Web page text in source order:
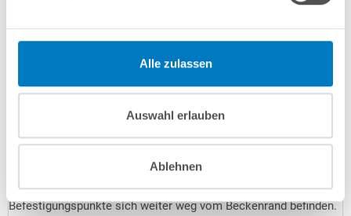
Alle zulassen
Auswahl erlauben
Ablehnen
Optionen/Aufpreise
Welche Leiter benötige ich?
Das hängt von einer etwaigen geplanten Abdeckung ab.
Auflagefläche, manche Winterabdeckungen gar 35 cm. In
diesem Fall stünde eine eng ausladende Leiter buchstäblich im
Weg und Sie benötigen eineweit ausladende Leiter, deren
Befestigungspunkte sich weiter weg vom Beckenrand befinden.